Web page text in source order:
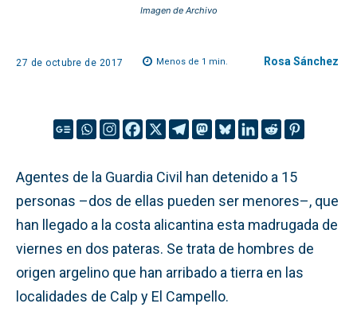
Imagen de Archivo
27 de octubre de 2017 Menos de 1 min. Rosa Sánchez
Agentes de la Guardia Civil han detenido a 15
personas –dos de ellas pueden ser menores–, que
han llegado a la costa alicantina esta madrugada de
viernes en dos pateras. Se trata de hombres de
origen argelino que han arribado a tierra en las
localidades de Calp y El Campello.